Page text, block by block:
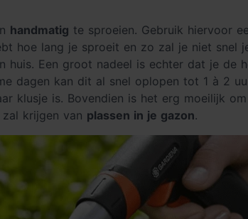
handmatig te sproeien. Gebruik hiervoor
hoe lang je sproeit en zo zal je niet snel
huis. Een groot nadeel is echter dat je
dagen kan dit al snel oplopen tot 1 à 2
klusje is. Bovendien is het erg moeilijk
krijgen van plassen in je gazon.